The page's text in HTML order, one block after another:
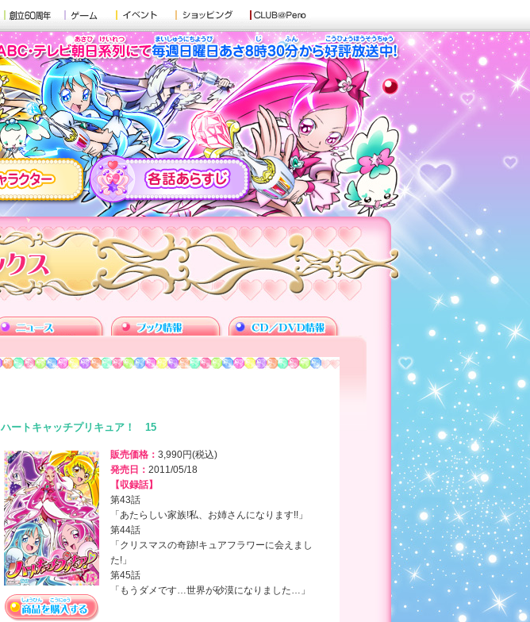
ハートキャッチプリキュア！ 15
販売価格： 3,990円(税込)
発売日： 2011/05/18
【収録話】
第43話
「あたらしい家族!私、お姉さんになります!!」
第44話
「クリスマスの奇跡!キュアフラワーに会えまし
た!」
第45話
「もうダメです…世界が砂漠になりました…」